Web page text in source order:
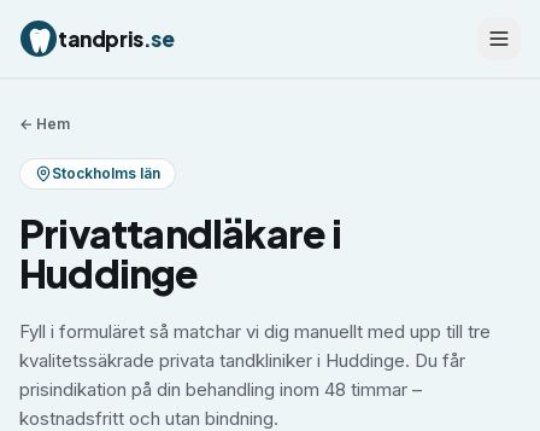
tandpris.se
← Hem
Stockholms län
Privattandläkare i
Huddinge
Fyll i formuläret så matchar vi dig manuellt med upp till tre
kvalitetssäkrade privata tandkliniker i Huddinge. Du får
prisindikation på din behandling inom 48 timmar –
kostnadsfritt och utan bindning.